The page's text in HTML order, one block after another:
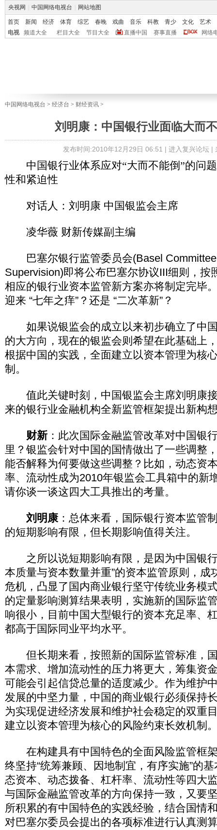
央视网 中国网络电视台 网站地图
首页 新闻 经济 体育 综艺 春晚 戏曲 音乐 科教 青少 文化
艺术
电视
频道大全 栏目大全 节目大全 直播中国 赛事直播 网络
中国网络电视台 > 经济台 > 财经资讯 >
刘明康：中国银行业面临大而
发布时间:2010年12月29日 06:51 | 进入复兴论坛|
中国银行业体系应对“大而不能倒”的问
性和紧迫性
对话人：刘明康 中国银监会主席
凌华薇 财新传媒副主编
巴塞尔银行监管委员会(Basel Committee
Supervision)即将公布巴塞尔协议III细则，按
相应的银行业资本监管新方案亦将制定完毕
迎来 “七年之痒”？还是 “二次革新”？
如果说银监会的成立以来初步确立了中
的大方向，现在的银监会则希望在此基础上
根据中国的实践，全面建立以资本管理为核
制。
值此关键时刻，中国银监会主席刘明康
来的银行业金融机构全新监管框架提出新构
财新 ：此次国际金融监管改革对中国银
里？银监会针对中国的国情做出了一些调整
能否解释为何要做这些调整？比如，动态资
率、流动性成为2010年银监会工具箱中的新
请你谈一谈这四大工具推出的考量。
刘明康：总体来看，国际银行资本监管
的短期影响有限，但长期影响值得关注。
之所以说短期影响有限，是因为中国银行
本质量与资本数量并重”的资本监管原则，成
危机，凸显了国内商业银行坚守传统业务模
的定量影响测算结果表明，实施新的国际监
响很小，目前中国大型银行的资本充足率、
都高于国际同业平均水平。
但长期来看，按照新的国际监管标准，
本需求、增加流动性的压力将更大，筹集资
可能会引起信贷总量的适度减少。作为维护
发展的中坚力量，中国的商业银行必须保持
为实现促进经济发展和维护社会稳定的双重
建立以资本管理为核心的风险约束长效机制
在构建具有中国特色的全面风险监管框
终坚持“统筹兼顾、因地制宜，有序实施”的
态资本、动态拨备、杠杆率、流动性等四大
与国际金融监管改革的方向保持一致，又要
所积累的有中国特色的实践经验，结合国情
对巴塞尔委员会提出的各项标准进行认真测